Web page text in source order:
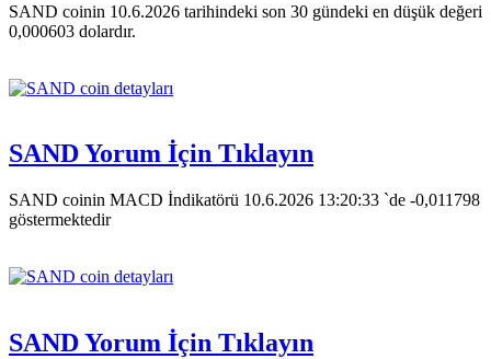
SAND coinin 10.6.2026 tarihindeki son 30 gündeki en düşük değeri
0,000603 dolardır.
SAND Yorum İçin Tıklayın
SAND coinin MACD İndikatörü 10.6.2026 13:20:33 `de -0,011798
göstermektedir
SAND Yorum İçin Tıklayın